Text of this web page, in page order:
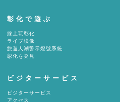
彰化で遊ぶ
線上玩彰化
ライブ映像
旅遊人潮警示燈號系統
彰化を発見
ビジターサービス
ビジターサービス
アクセス